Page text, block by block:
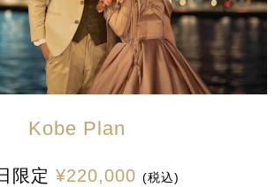
Kobe Plan
限定 ¥220,000 (税込)